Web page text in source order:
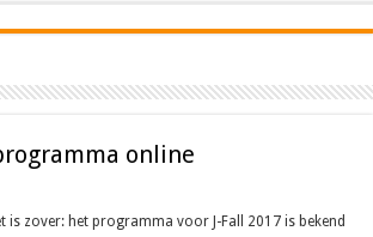
online
is zover: het programma voor J-Fall 2017 is bekend